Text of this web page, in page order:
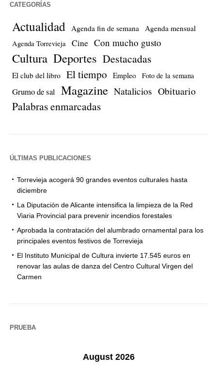
CATEGORÍAS
Actualidad Agenda fin de semana Agenda mensual
Agenda Torrevieja Cine Con mucho gusto
Cultura Deportes Destacadas
El club del libro El tiempo Empleo Foto de la semana
Grumo de sal Magazine Natalicios Obituario
Palabras enmarcadas
ÚLTIMAS PUBLICACIONES
Torrevieja acogerá 90 grandes eventos culturales hasta
diciembre
La Diputación de Alicante intensifica la limpieza de la Red
Viaria Provincial para prevenir incendios forestales
Aprobada la contratación del alumbrado ornamental para los
principales eventos festivos de Torrevieja
El Instituto Municipal de Cultura invierte 17.545 euros en
renovar las aulas de danza del Centro Cultural Virgen del
Carmen
PRUEBA
August 2026